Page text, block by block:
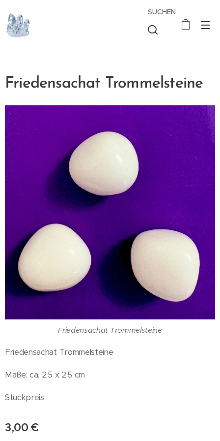
SUCHEN
Friedensachat Trommelsteine
Friedensachat Trommelsteine
Friedensachat Trommelsteine
Maße: ca. 2,5 x 2,5 cm
Stückpreis
3,00 €